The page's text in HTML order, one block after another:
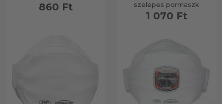
860 Ft
szelepes pormaszk
1 070 Ft